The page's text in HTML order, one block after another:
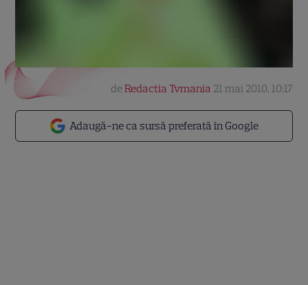
Adaugă-ne ca sursă preferată în Google
deRedactia Tvmania 21 mai 2010, 10:17